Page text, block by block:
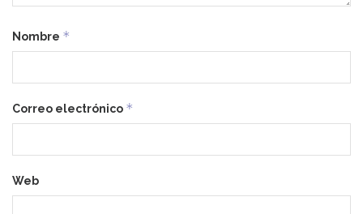
Nombre *
Correo electrónico *
Web